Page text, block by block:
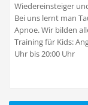
Wiedereinsteiger
Bei uns lernt man
Apnoe. Wir bilden
Training für Kids:
Uhr bis 20:00 Uhr